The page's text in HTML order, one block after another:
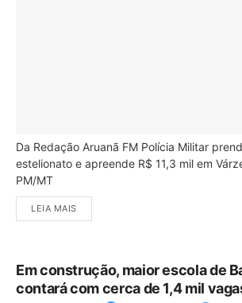
Da Redação Aruanã FM Polícia Militar
estelionato e apreende R$ 11,3 mil em
PM/MT
LEIA MAIS
Em construção, maior escola de
contará com cerca de 1,4 mil